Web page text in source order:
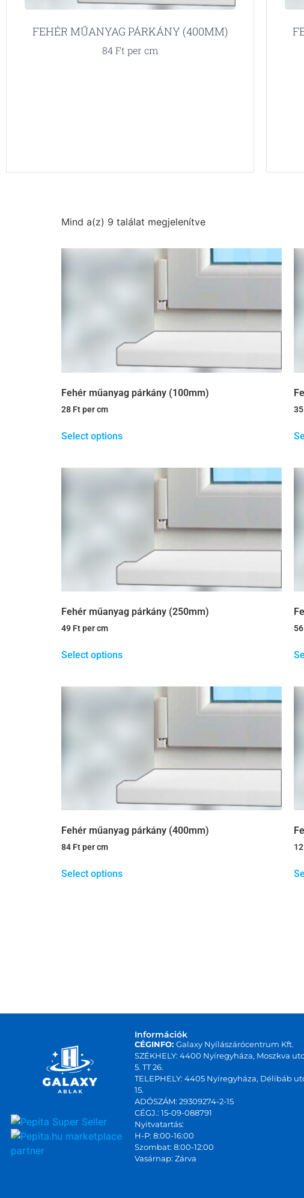
FEHÉR MŰANYAG PÁRKÁNY (400MM)
84Ft per cm
Mind a(z) 9 találat megjelenítve
Fehér műanyag párkány (100mm)
28 Ftper cm
Select options
35
Fehér műanyag párkány (250mm)
49 Ftper cm
Select options
56
Fehér műanyag párkány (400mm)
84 Ftper cm
Select options
marketplace
partner
Információk
CÉGINFO:Galaxy Nyílászárócentrum Kft.
SZÉKHELY: 4400 Nyíregyháza, Moszkva
5. TT 26.
TELEPHELY: 4405 Nyíregyháza, Délibáb
15.
ADÓSZÁM: 29309274-2-15
CÉGJ.: 15-09-088791
Nyitvatartás:
H-P: 8:00-16:00
Szombat: 8:00-12:00
Vasárnap: Zárva